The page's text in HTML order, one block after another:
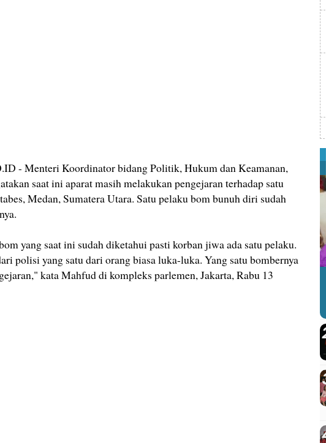
- Menteri Koordinator bidang Politik, Hukum dan Keamanan,
saat ini aparat masih melakukan pengejaran terhadap satu
Medan, Sumatera Utara. Satu pelaku bom bunuh diri sudah
yang saat ini sudah diketahui pasti korban jiwa ada satu pelaku.
polisi yang satu dari orang biasa luka-luka. Yang satu bombernya
kata Mahfud di kompleks parlemen, Jakarta, Rabu 13